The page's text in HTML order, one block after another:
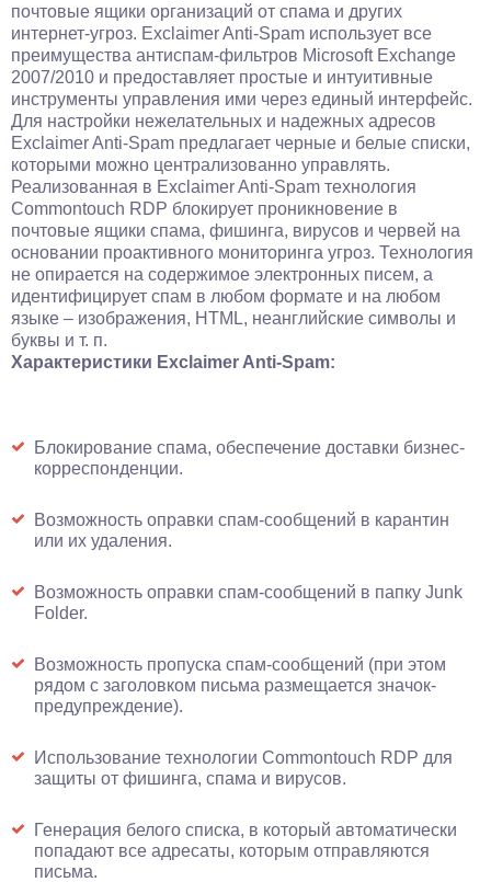
почтовые ящики организаций от спама и других
интернет-угроз. Exclaimer Anti-Spam использует все
преимущества антиспам-фильтров Microsoft Exchange
2007/2010 и предоставляет простые и интуитивные
инструменты управления ими через единый интерфейс.
Для настройки нежелательных и надежных адресов
Exclaimer Anti-Spam предлагает черные и белые списки,
которыми можно централизованно управлять.
Реализованная в Exclaimer Anti-Spam технология
Commontouch RDP блокирует проникновение в
почтовые ящики спама, фишинга, вирусов и червей на
основании проактивного мониторинга угроз. Технология
не опирается на содержимое электронных писем, а
идентифицирует спам в любом формате и на любом
языке – изображения, HTML, неанглийские символы и
буквы и т. п.
Характеристики Exclaimer Anti-Spam:
Блокирование спама, обеспечение доставки бизнес-
корреспонденции.
Возможность оправки спам-сообщений в карантин
или их удаления.
Возможность оправки спам-сообщений в папку Junk
Folder.
Возможность пропуска спам-сообщений (при этом
рядом с заголовком письма размещается значок-
предупреждение).
Использование технологии Commontouch RDP для
защиты от фишинга, спама и вирусов.
Генерация белого списка, в который автоматически
попадают все адресаты, которым отправляются
письма.